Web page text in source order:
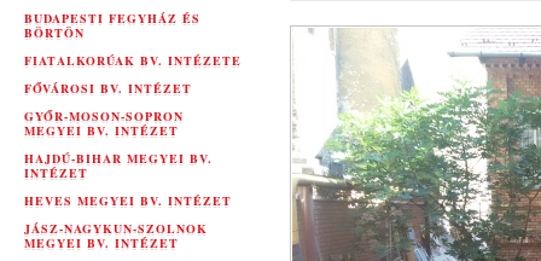
BUDAPESTI FEGYHÁZ ÉS
BÖRTÖN
FIATALKORÚAK BV. INTÉZETE
FŐVÁROSI BV. INTÉZET
GYŐR-MOSON-SOPRON
MEGYEI BV. INTÉZET
HAJDÚ-BIHAR MEGYEI BV.
INTÉZET
HEVES MEGYEI BV. INTÉZET
JÁSZ-NAGYKUN-SZOLNOK
MEGYEI BV. INTÉZET